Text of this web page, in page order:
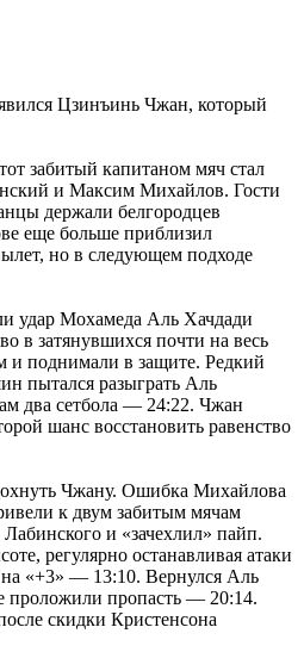
Цзинъинь Чжан, который
забитый капитаном мяч стал
и Максим Михайлов. Гости
держали белгородцев
еще больше приблизил
но в следующем подходе
удар Мохамеда Аль Хачдади
в затянувшихся почти на весь
и поднимали в защите. Редкий
пытался разыграть Аль
два сетбола — 24:22. Чжан
шанс восстановить равенство
Чжану. Ошибка Михайлова
к двум забитым мячам
и «зачехлил» пайп.
регулярно останавливая атаки
«+3» — 13:10. Вернулся Аль
проложили пропасть — 20:14.
скидки Кристенсона